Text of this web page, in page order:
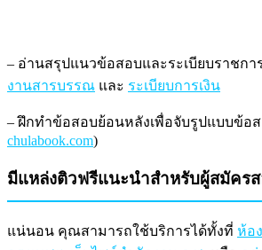
– อ่านสรุปแนวข้อสอบและระเบียบราชก
งานสารบรรณ และ ระเบียบการเงิน
– ฝึกทำข้อสอบย้อนหลังเพื่อจับรูปแบบข้อ
chulabook.com)
มีแหล่งติวฟรีแนะนำสำหรับผู้สมัคร
แน่นอน คุณสามารถใช้บริการได้ทั้งที่ ห้อ